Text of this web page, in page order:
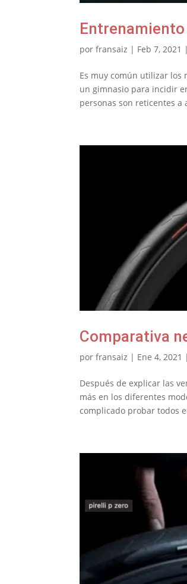
Entrenamiento
porfransaiz | Feb 7, 2021 |
Es muy común utilizar los
un gimnasio para incidir
personas son reticentes a
Comparativa
porfransaiz | Ene 4, 2021 |
Después de explicar las
más en los diferentes
complicado probar todos